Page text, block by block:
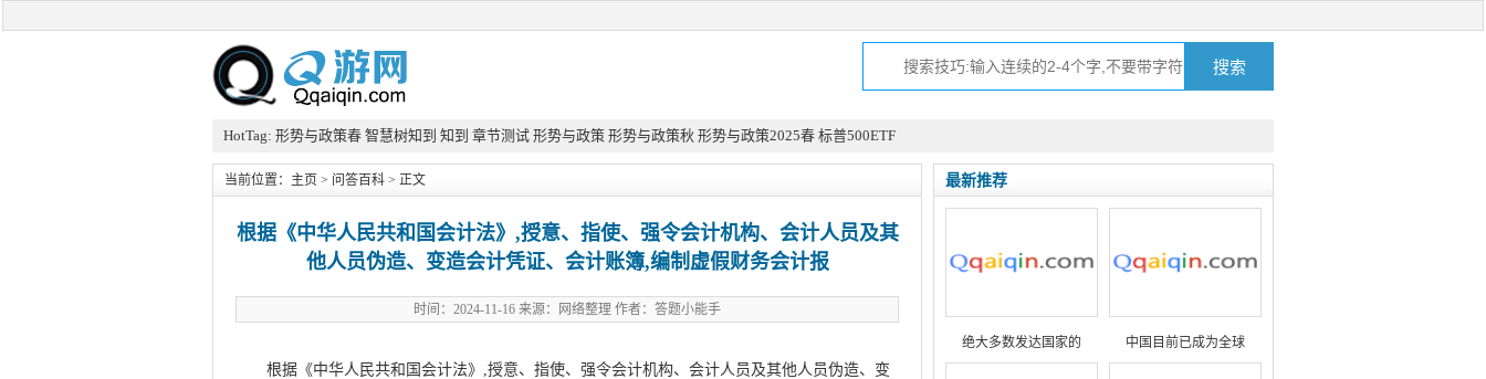
HotTag: 形势与政策春 智慧树知到 知到 章节测试 形势与政策 形势与政策秋 形势与政策2025春 标普500ETF
当前位置： 主页 > 问答百科 > 正文
根据《中华人民共和国会计法》,授意、指使、强令会计机构、会计人员及其
他人员伪造、变造会计凭证、会计账簿,编制虚假财务会计报
时间：2024-11-16 来源：网络整理 作者：答题小能手
根据《中华人民共和国会计法》,授意、指使、强令会计机构、会计人员及其他人员伪造、变
最新推荐
绝大多数发达国家的 中国目前已成为全球